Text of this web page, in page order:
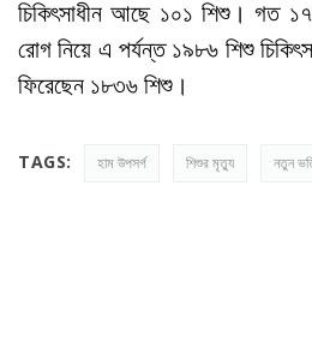
চিকিৎসাধীন আছে ১০১ শিশু। গত ১৭
রোগ নিয়ে এ পর্যন্ত ১৯৮৬ শিশু
ফিরেছেন ১৮৩৬ শিশু।
TAGS: হাম উপসর্গ শিশুর মৃত্যু নতুন